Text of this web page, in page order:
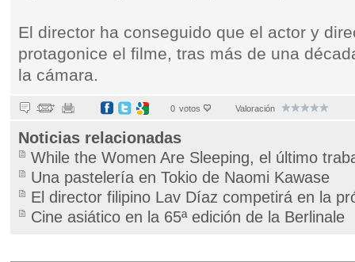
El director ha conseguido que el actor y
protagonice el filme, tras más de una
la cámara.
0 votos Valoración
Noticias relacionadas
While the Women Are Sleeping, el último
Una pastelería en Tokio de Naomi Kawase
El director filipino Lav Díaz competirá en la
Cine asiático en la 65ª edición de la Berlinale